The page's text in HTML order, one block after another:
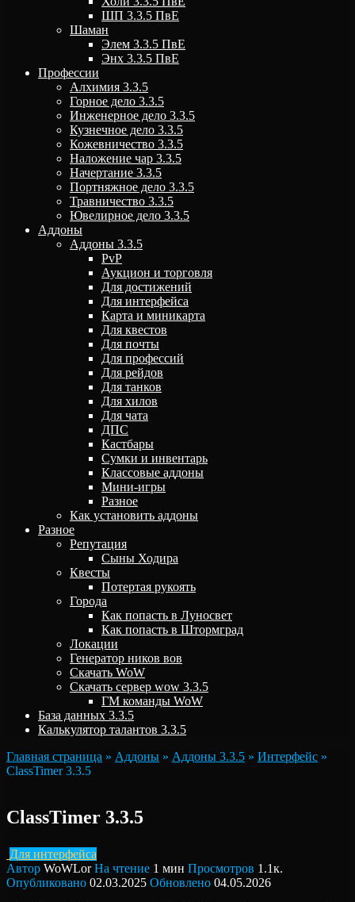
ШП 3.3.5 ПвЕ
Шаман
Элем 3.3.5 ПвЕ
Энх 3.3.5 ПвЕ
Профессии
Алхимия 3.3.5
Горное дело 3.3.5
Инженерное дело 3.3.5
Кузнечное дело 3.3.5
Кожевничество 3.3.5
Наложение чар 3.3.5
Начертание 3.3.5
Портняжное дело 3.3.5
Травничество 3.3.5
Ювелирное дело 3.3.5
Аддоны
Аддоны 3.3.5
PvP
Аукцион и торговля
Для достижений
Для интерфейса
Карта и миникарта
Для квестов
Для почты
Для профессий
Для рейдов
Для танков
Для хилов
Для чата
ДПС
Кастбары
Сумки и инвентарь
Классовые аддоны
Мини-игры
Разное
Как установить аддоны
Разное
Репутация
Сыны Ходира
Квесты
Потертая рукоять
Города
Как попасть в Луносвет
Как попасть в Штормград
Локации
Генератор ников вов
Скачать WoW
Скачать сервер wow 3.3.5
ГМ команды WoW
База данных 3.3.5
Калькулятор талантов 3.3.5
Главная страница » Аддоны » Аддоны 3.3.5 » Интерфейс »
ClassTimer 3.3.5
ClassTimer 3.3.5
Для интерфейса
Автор WoWLor На чтение 1 мин Просмотров 1.1к.
Опубликовано 02.03.2025 Обновлено 04.05.2026